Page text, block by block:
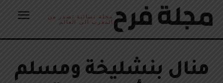
مجلة نسائية تصدر من
المغرب الى العالم
منال بنشليخة ومسلم